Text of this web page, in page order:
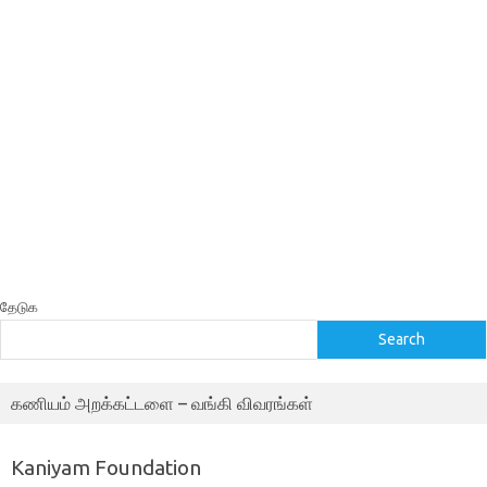
தேடுக
Search
கணியம் அறக்கட்டளை – வங்கி விவரங்கள்
Kaniyam Foundation